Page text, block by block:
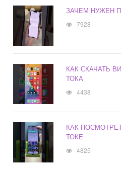
ЗАЧЕМ НУЖЕН
7928
КАК СКАЧАТЬ
ТОКА
4438
КАК
ТОКЕ
4825